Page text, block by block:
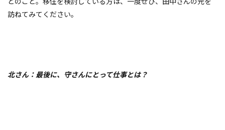
訪ねてみてください。
北さん：最後に、守さんにとって仕事とは？